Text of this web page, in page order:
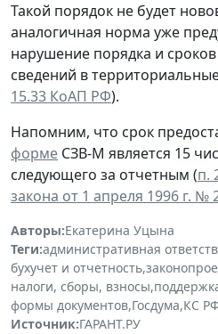
Такой порядок не будет
аналогичная норма уже
нарушение порядка и
сведений в
15.33 КоАП РФ).
Напомним, что срок
форме СЗВ-М является 15
следующего за отчетным (п.
закона от 1 апреля 1996 г. №
Авторы:Екатерина Уцына
Теги:административная
бухучет и отчетность,
налоги, сборы, взносы,
формы документов,Госдума,КС РФ
Источник:ГАРАНТ.РУ